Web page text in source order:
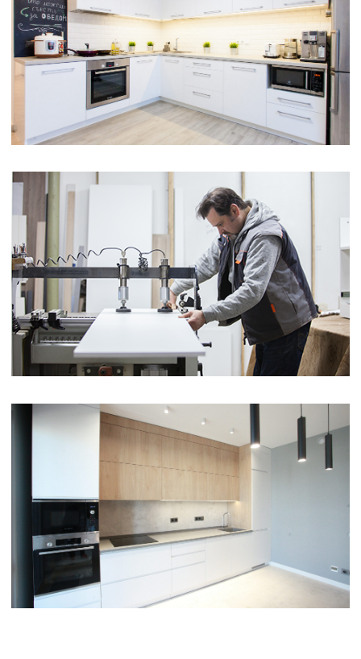
ОСТАВИТЬ ЗАЯВКУ
Даю согласие на обработку персональных
олитика конфиденциальности
Денис Реченков
Занимаюсь кухнями
с 2011 года
ОТЗЫВЫ
НАШИ РАБОТЫ
ПРЕИМУЩЕСТВА
О НАС
ЧТПУП «КомфортУютМебель»
Минск